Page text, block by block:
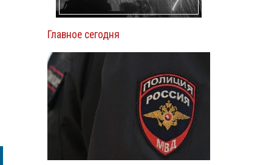
Главное сегодня